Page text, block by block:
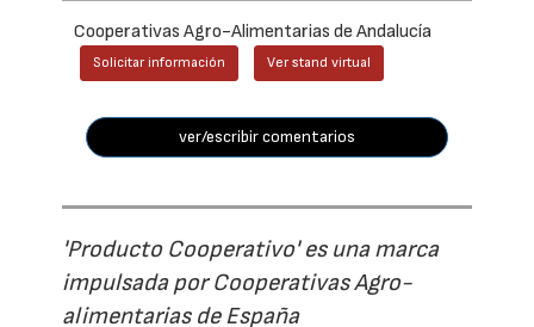
Cooperativas Agro-Alimentarias de Andalucía
Solicitar información Ver stand virtual
ver/escribir comentarios
'Producto Cooperativo' es una marca
impulsada por Cooperativas Agro-
alimentarias de España